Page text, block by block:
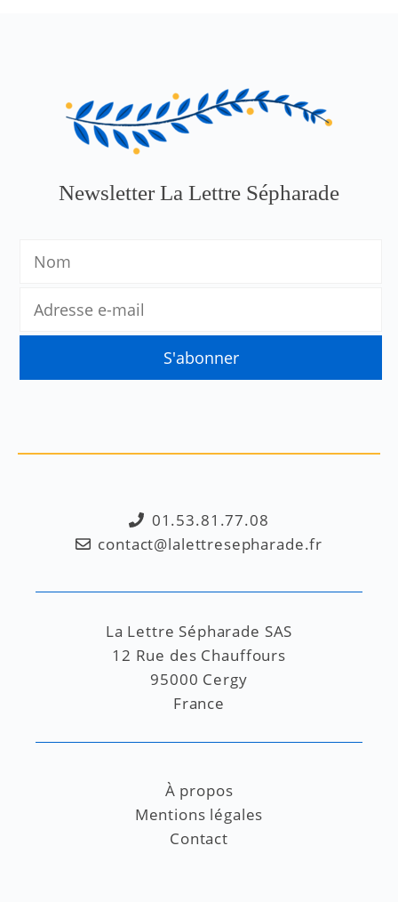
Newsletter La Lettre Sépharade
01.53.81.77.08
contact@lalettresepharade.fr
La Lettre Sépharade SAS
12 Rue des Chauffours
95000 Cergy
France
À propos
Mentions légales
Contact